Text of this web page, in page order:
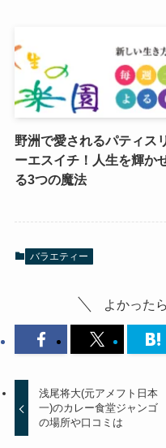
野洲で愛されるパティス
ーエスイチ！人生を輝か
る3つの魔法
バラエティー
よかった
浅尾将大(元アメフト日本
一)のカレー食堂ジャンゴ
の場所や口コミは